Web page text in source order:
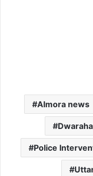
Almora news
Police